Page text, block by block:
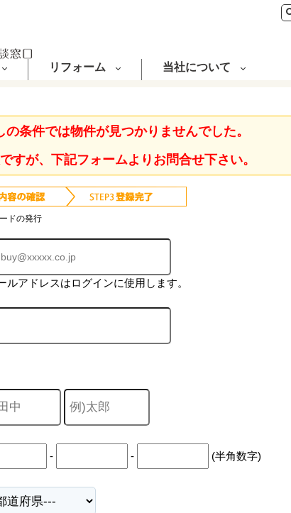
リフォーム 当社について
の条件では物件が見つかりませんでした。
すが、下記フォームよりお問合せ下さい。
ドの発行
ルアドレスはログインに使用します。
- - (半角数字)